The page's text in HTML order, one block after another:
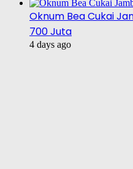
Oknum Bea Cukai
700 Juta
4 days ago